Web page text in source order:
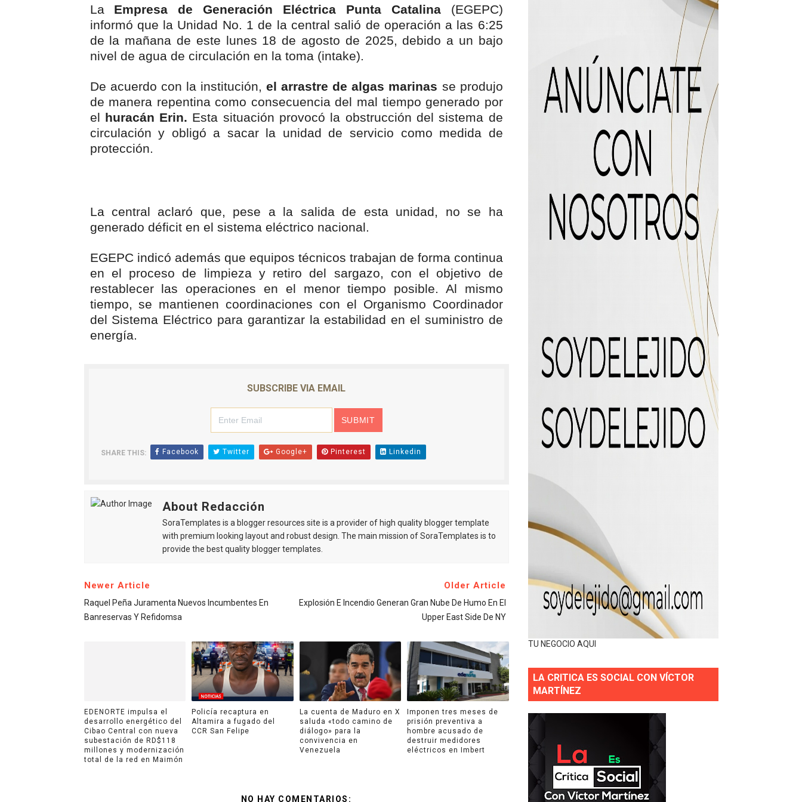
Un sismo de magnitud 3,4 se registra en una provincia amazónica de Ecuador
Incendio en Grecia quema 12,600 hectáreas y obliga a nuevas evacuaciones
Pacheman apuesta por la evolución del merengue típico moderno con el lanzamiento de “Cosas Locas”
Un derrumbe en el centro de Cuba deja dos personas muertas y otra herida
Condenan a dos 'streamers' franceses por torturar hasta la muerte a su colega en directo
LaEmpresa de Generación Eléctrica Punta Catalina(EGEPC)
informó que la Unidad No. 1 de la central salió de operación a las 6:25
de la mañana de este lunes 18 de agosto de 2025, debido a un bajo
nivel de agua de circulación en la toma (intake).
De acuerdo con la institución,el arrastre de algas marinas se produjo
de manera repentina como consecuencia del mal tiempo generado por
el huracán Erin. Esta situación provocó la obstrucción del sistema de
circulación y obligó a sacar la unidad de servicio como medida de
protección.
La central aclaró que, pese a la salida de esta unidad, no se ha
generado déficit en el sistema eléctrico nacional.
EGEPC indicó además que equipos técnicos trabajan de forma continua
en el proceso de limpieza y retiro del sargazo, con el objetivo de
restablecer las operaciones en el menor tiempo posible. Al mismo
tiempo, se mantienen coordinaciones con el Organismo Coordinador
del Sistema Eléctrico para garantizar la estabilidad en el suministro de
energía.
SUBSCRIBE VIA EMAIL
SHARE THIS: Facebook Twitter Google+ Pinterest Linkedin
About Redacción
SoraTemplates is a blogger resources site is a provider of high quality blogger template
with premium looking layout and robust design. The main mission of SoraTemplates is to
provide the best quality blogger templates.
Newer Article
Raquel Peña Juramenta Nuevos Incumbentes En
Banreservas Y Refidomsa
Older Article
Explosión E Incendio Generan Gran Nube De Humo En El
Upper East Side De NY
EDENORTE impulsa el
desarrollo energético del
Cibao Central con nueva
subestación de RD$118
millones y modernización
total de la red en Maimón
Policía recaptura en
Altamira a fugado del
CCR San Felipe
La cuenta de Maduro en X
saluda «todo camino de
diálogo» para la
convivencia en
Venezuela
Imponen tres meses de
prisión preventiva a
hombre acusado de
destruir medidores
eléctricos en Imbert
NO HAY COMENTARIOS:
TU NEGOCIO AQUI
LA CRITICA ES SOCIAL CON VÍCTOR
MARTÍNEZ